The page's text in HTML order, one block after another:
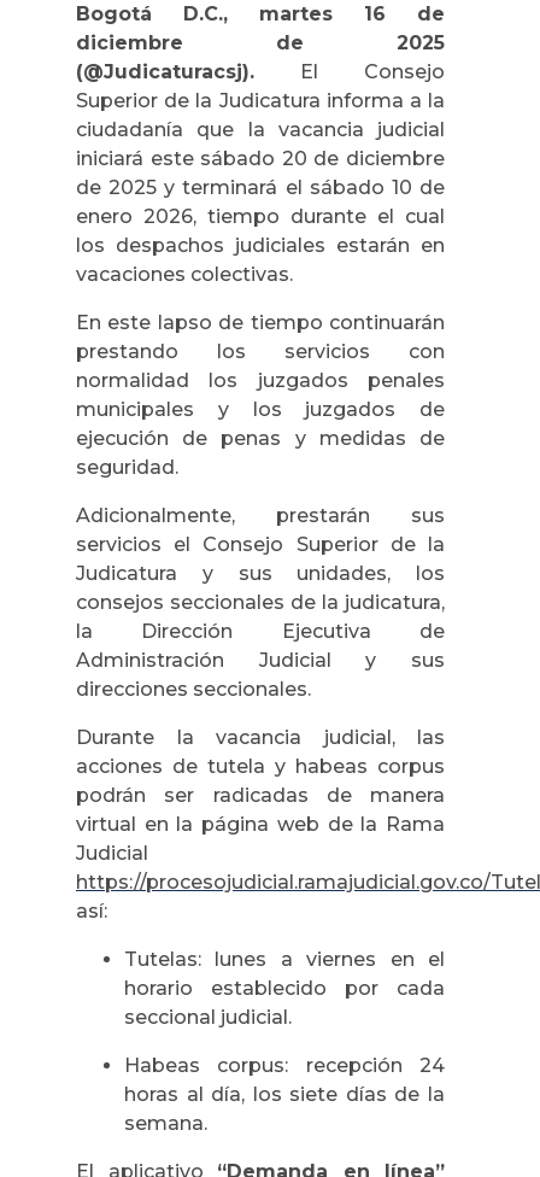
Bogotá D.C., martes 16 de
diciembre de 2025
(@Judicaturacsj). El Consejo
Superior de la Judicatura informa a la
ciudadanía que la vacancia judicial
iniciará este sábado 20 de diciembre
de 2025 y terminará el sábado 10 de
enero 2026, tiempo durante el cual
los despachos judiciales estarán en
vacaciones colectivas.
En este lapso de tiempo continuarán
prestando los servicios con
normalidad los juzgados penales
municipales y los juzgados de
ejecución de penas y medidas de
seguridad.
Adicionalmente, prestarán sus
servicios el Consejo Superior de la
Judicatura y sus unidades, los
consejos seccionales de la judicatura,
la Dirección Ejecutiva de
Administración Judicial y sus
direcciones seccionales.
Durante la vacancia judicial, las
acciones de tutela y habeas corpus
podrán ser radicadas de manera
virtual en la página web de la Rama
Judicial
https://procesojudicial.ramajudicial.gov.co/
así:
Tutelas: lunes a viernes en el
horario establecido por cada
seccional judicial.
Habeas corpus: recepción 24
horas al día, los siete días de la
semana.
El aplicativo “Demanda en línea”